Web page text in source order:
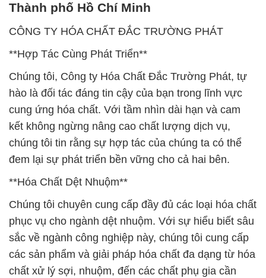
Thành phố Hồ Chí Minh
CÔNG TY HÓA CHẤT ĐẮC TRƯỜNG PHÁT
**Hợp Tác Cùng Phát Triển**
Chúng tôi, Công ty Hóa Chất Đắc Trường Phát, tự
hào là đối tác đáng tin cậy của bạn trong lĩnh vực
cung ứng hóa chất. Với tầm nhìn dài hạn và cam
kết không ngừng nâng cao chất lượng dịch vụ,
chúng tôi tin rằng sự hợp tác của chúng ta có thể
đem lại sự phát triển bền vững cho cả hai bên.
**Hóa Chất Dệt Nhuộm**
Chúng tôi chuyên cung cấp đầy đủ các loại hóa chất
phục vụ cho ngành dệt nhuộm. Với sự hiểu biết sâu
sắc về ngành công nghiệp này, chúng tôi cung cấp
các sản phẩm và giải pháp hóa chất đa dạng từ hóa
chất xử lý sợi, nhuộm, đến các chất phụ gia cần